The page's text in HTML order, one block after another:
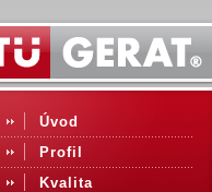
Úvod
Profil
Kvalita